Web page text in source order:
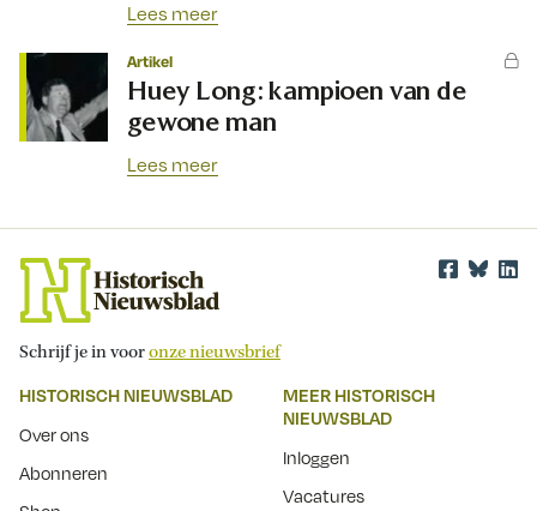
Lees meer
Artikel
Huey Long: kampioen van de
gewone man
Lees meer
Schrijf je in vooronze nieuwsbrief
HISTORISCH NIEUWSBLAD
Over ons
Abonneren
MEER HISTORISCH
NIEUWSBLAD
Inloggen
Vacatures